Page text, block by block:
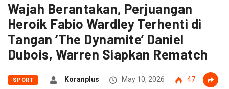
Wajah Berantakan, Perjuangan
Heroik Fabio Wardley Terhenti di
Tangan ‘The Dynamite’ Daniel
Dubois, Warren Siapkan Rematch
SPORT Koranplus May 10, 2026 47